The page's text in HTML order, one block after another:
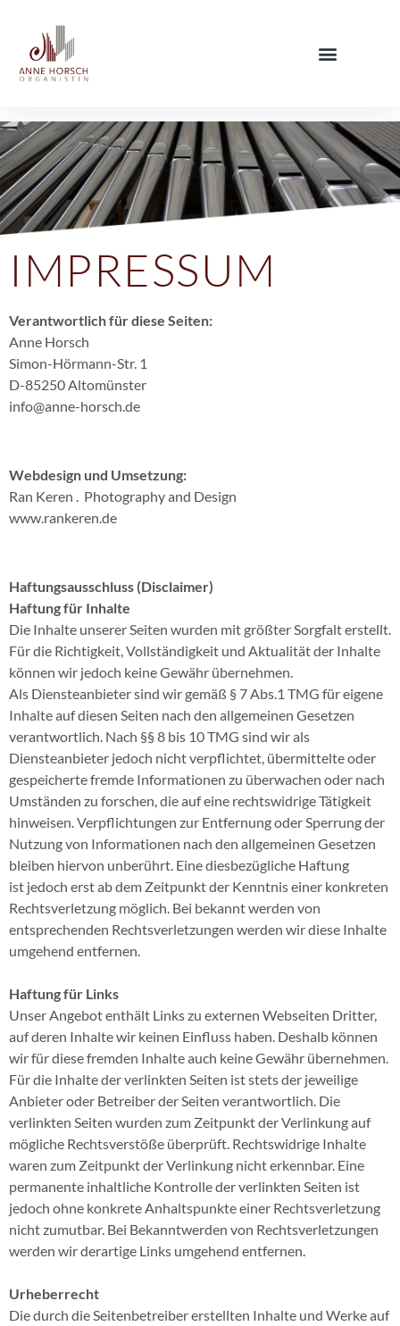
IMPRESSUM
Verantwortlich für diese Seiten:
Anne Horsch
Simon-Hörmann-Str. 1
D-85250 Altomünster
info@anne-horsch.de
Webdesign und Umsetzung:
Ran Keren . Photography and Design
www.rankeren.de
Haftungsausschluss (Disclaimer)
Haftung für Inhalte
Die Inhalte unserer Seiten wurden mit größter Sorgfalt erstellt.
Für die Richtigkeit, Vollständigkeit und Aktualität der Inhalte
können wir jedoch keine Gewähr übernehmen.
Als Diensteanbieter sind wir gemäß § 7 Abs.1 TMG für eigene
Inhalte auf diesen Seiten nach den allgemeinen Gesetzen
verantwortlich. Nach §§ 8 bis 10 TMG sind wir als
Diensteanbieter jedoch nicht verpflichtet, übermittelte oder
gespeicherte fremde Informationen zu überwachen oder nach
Umständen zu forschen, die auf eine rechtswidrige Tätigkeit
hinweisen. Verpflichtungen zur Entfernung oder Sperrung der
Nutzung von Informationen nach den allgemeinen Gesetzen
bleiben hiervon unberührt. Eine diesbezügliche Haftung
ist jedoch erst ab dem Zeitpunkt der Kenntnis einer konkreten
Rechtsverletzung möglich. Bei bekannt werden von
entsprechenden Rechtsverletzungen werden wir diese Inhalte
umgehend entfernen.
Haftung für Links
Unser Angebot enthält Links zu externen Webseiten Dritter,
auf deren Inhalte wir keinen Einfluss haben. Deshalb können
wir für diese fremden Inhalte auch keine Gewähr übernehmen.
Für die Inhalte der verlinkten Seiten ist stets der jeweilige
Anbieter oder Betreiber der Seiten verantwortlich. Die
verlinkten Seiten wurden zum Zeitpunkt der Verlinkung auf
mögliche Rechtsverstöße überprüft. Rechtswidrige Inhalte
waren zum Zeitpunkt der Verlinkung nicht erkennbar. Eine
permanente inhaltliche Kontrolle der verlinkten Seiten ist
jedoch ohne konkrete Anhaltspunkte einer Rechtsverletzung
nicht zumutbar. Bei Bekanntwerden von Rechtsverletzungen
werden wir derartige Links umgehend entfernen.
Urheberrecht
Die durch die Seitenbetreiber erstellten Inhalte und Werke auf